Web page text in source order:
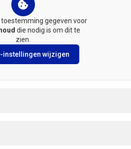
gegeven voor
die nodig is om dit te
zien.
instellingen wijzigen